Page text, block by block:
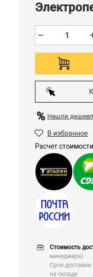
Нашли
В избранное
Расчет
Стоимость
менеджера)
Срок
на складе